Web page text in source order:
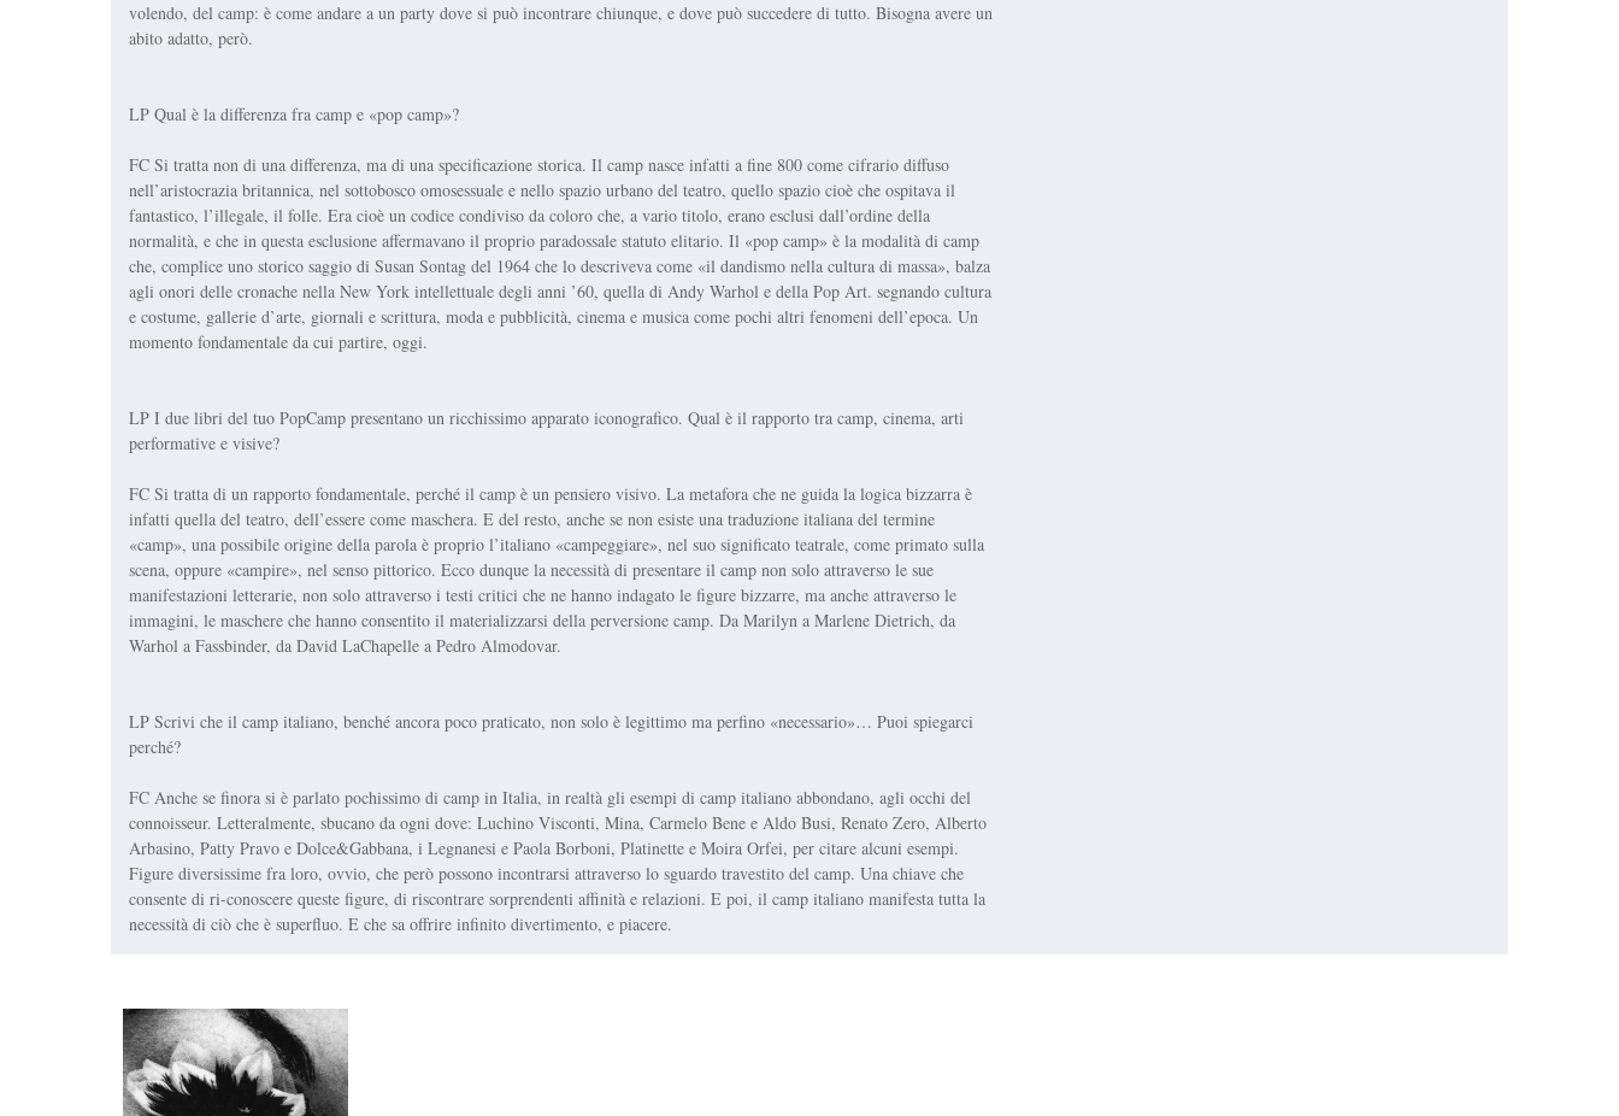
volendo, del camp: è come andare a un party dove si può incontrare chiunque, e dove può succedere di tutto. Bisogna avere un
abito adatto, però.
LP Qual è la differenza fra camp e «pop camp»?
FC Si tratta non di una differenza, ma di una specificazione storica. Il camp nasce infatti a fine 800 come cifrario diffuso
nell’aristocrazia britannica, nel sottobosco omosessuale e nello spazio urbano del teatro, quello spazio cioè che ospitava il
fantastico, l’illegale, il folle. Era cioè un codice condiviso da coloro che, a vario titolo, erano esclusi dall’ordine della
normalità, e che in questa esclusione affermavano il proprio paradossale statuto elitario. Il «pop camp» è la modalità di camp
che, complice uno storico saggio di Susan Sontag del 1964 che lo descriveva come «il dandismo nella cultura di massa», balza
agli onori delle cronache nella New York intellettuale degli anni ’60, quella di Andy Warhol e della Pop Art. segnando cultura
e costume, gallerie d’arte, giornali e scrittura, moda e pubblicità, cinema e musica come pochi altri fenomeni dell’epoca. Un
momento fondamentale da cui partire, oggi.
LP I due libri del tuo PopCamp presentano un ricchissimo apparato iconografico. Qual è il rapporto tra camp, cinema, arti
performative e visive?
FC Si tratta di un rapporto fondamentale, perché il camp è un pensiero visivo. La metafora che ne guida la logica bizzarra è
infatti quella del teatro, dell’essere come maschera. E del resto, anche se non esiste una traduzione italiana del termine
«camp», una possibile origine della parola è proprio l’italiano «campeggiare», nel suo significato teatrale, come primato sulla
scena, oppure «campire», nel senso pittorico. Ecco dunque la necessità di presentare il camp non solo attraverso le sue
manifestazioni letterarie, non solo attraverso i testi critici che ne hanno indagato le figure bizzarre, ma anche attraverso le
immagini, le maschere che hanno consentito il materializzarsi della perversione camp. Da Marilyn a Marlene Dietrich, da
Warhol a Fassbinder, da David LaChapelle a Pedro Almodovar.
LP Scrivi che il camp italiano, benché ancora poco praticato, non solo è legittimo ma perfino «necessario»… Puoi spiegarci
perché?
FC Anche se finora si è parlato pochissimo di camp in Italia, in realtà gli esempi di camp italiano abbondano, agli occhi del
connoisseur. Letteralmente, sbucano da ogni dove: Luchino Visconti, Mina, Carmelo Bene e Aldo Busi, Renato Zero, Alberto
Arbasino, Patty Pravo e Dolce&Gabbana, i Legnanesi e Paola Borboni, Platinette e Moira Orfei, per citare alcuni esempi.
Figure diversissime fra loro, ovvio, che però possono incontrarsi attraverso lo sguardo travestito del camp. Una chiave che
consente di ri-conoscere queste figure, di riscontrare sorprendenti affinità e relazioni. E poi, il camp italiano manifesta tutta la
necessità di ciò che è superfluo. E che sa offrire infinito divertimento, e piacere.